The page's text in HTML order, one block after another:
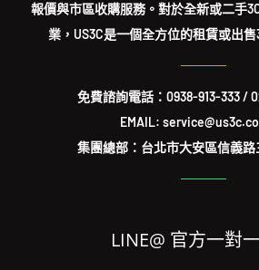
報價與市區收購服務。對於全新或二手
業，US3C是一個全方位的租賃或出售
免費諮詢電話： 0938-913-333/
EMAIL:
集團總部：台北市大安區信義路
LINE@ 官方一對